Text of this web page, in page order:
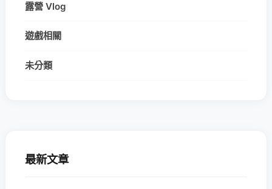
露營 Vlog
遊戲相關
未分類
最新文章